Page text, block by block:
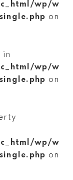
wp/w
on
in
wp/w
on
wp/w
on